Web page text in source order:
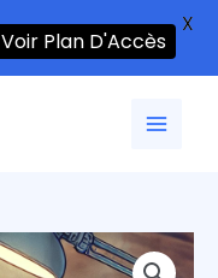
Voir Plan D'Accès
X